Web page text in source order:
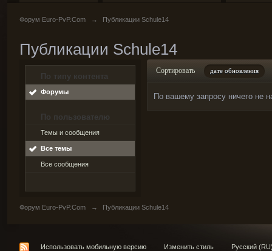
Форум Euro-PvP.Com → Публикации Schule14
Публикации Schule14
По типу контента
Форумы
По пользователю
Темы и сообщения
Все темы
Все сообщения
Сортировать дате обновления
По вашему запросу ничего не
Форум Euro-PvP.Com → Публикации Schule14
Использовать мобильную версию Изменить стиль Русский